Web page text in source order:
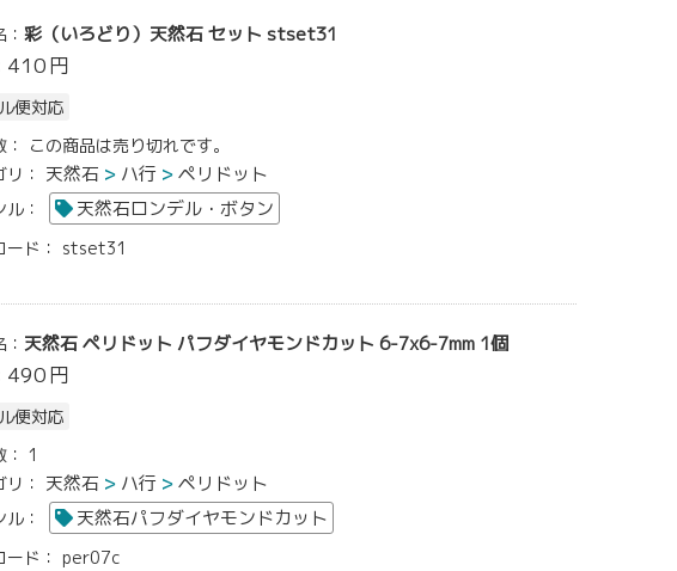
彩（いろどり）天然石 セット stset31
410円
便対応
この商品は売り切れです。
： 天然石 ハ行 ペリドット
： 天然石ロンデル・ボタン
ド： stset31
天然石 ペリドット パフダイヤモンドカット 6-7x6-7mm 1個
490円
便対応
1
： 天然石 ハ行 ペリドット
： 天然石パフダイヤモンドカット
ド： per07c